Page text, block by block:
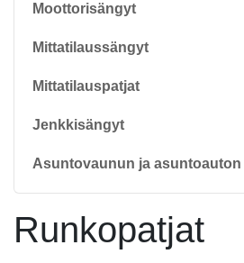
Moottorisängyt
Mittatilaussängyt
Mittatilauspatjat
Jenkkisängyt
Asuntovaunun ja asuntoauton
Runkopatjat